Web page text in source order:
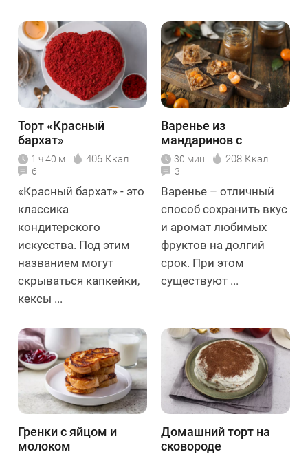
Торт «Красный
бархат»
1 ч 40 м 406 Ккал
6
«Красный бархат» - это
классика
кондитерского
искусства. Под этим
названием могут
скрываться капкейки,
кексы ...
Варенье из
мандаринов с
орехами
30 мин 208 Ккал
3
Варенье – отличный
способ сохранить вкус
и аромат любимых
фруктов на долгий
срок. При этом
существуют ...
Гренки с яйцом и
молоком
Домашний торт на
сковороде